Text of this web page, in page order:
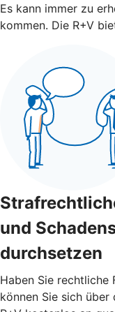
Es kann immer zu
kommen. Die R+V
und
durchsetzen
Haben Sie rechtliche
können Sie sich